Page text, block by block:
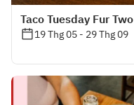
Taco Tuesday Fur Two
19 Thg 05 - 29 Thg 09